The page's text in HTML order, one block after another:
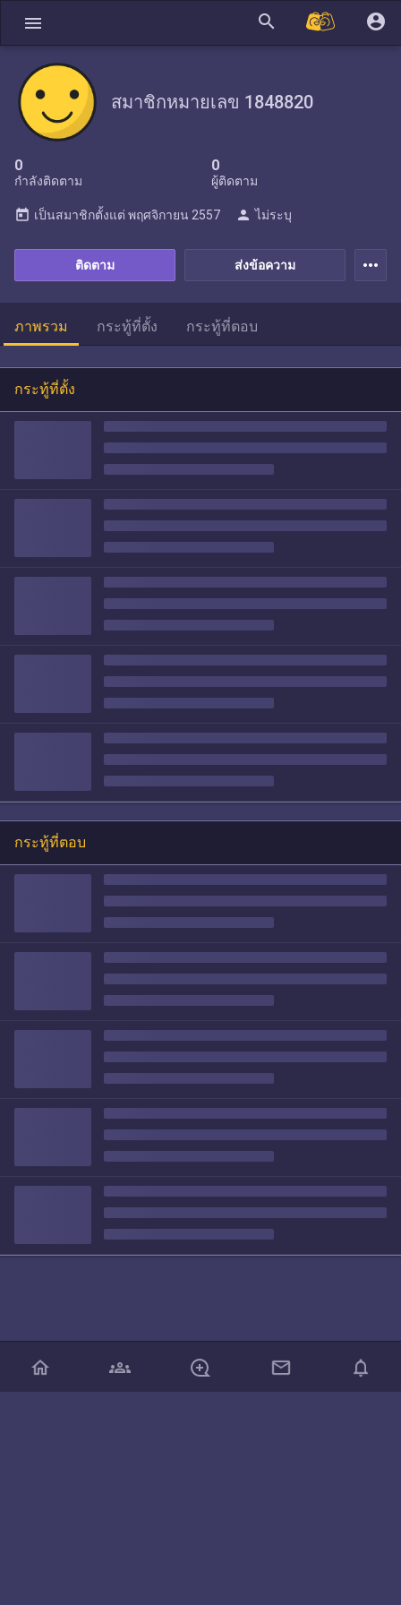
menu search account_circle
สมาชิกหมายเลข 1848820
0
กำลังติดตาม
0
ผู้ติดตาม
ส่งข้อความ
ติดตาม
today เป็นสมาชิกตั้งแต่ พฤศจิกายน 2557 person ไม่ระบุ
more_horiz
ภาพรวม กระทู้ที่ตั้ง กระทู้ที่ตอบ
กระทู้ที่ตั้ง
กระทู้ที่ตอบ